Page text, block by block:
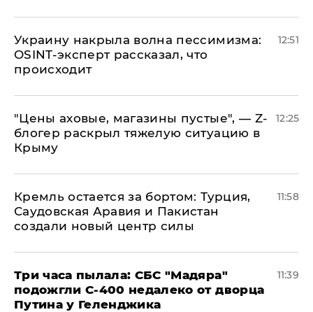
​Украину накрыла волна пессимизма:
OSINT-эксперт рассказал, что
происходит
12:51
​"Цены аховые, магазины пустые", — Z-
блогер раскрыл тяжелую ситуацию в
Крыму
12:25
​Кремль остается за бортом: Турция,
Саудовская Аравия и Пакистан
создали новый центр силы
11:58
Три часа пылала: СБС "Мадяра"
подожгли С-400 недалеко от дворца
Путина у Геленджика
11:39